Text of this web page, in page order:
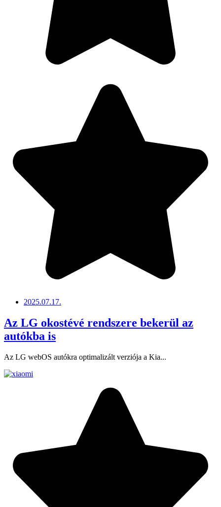
2025.07.17.
Az LG okostévé rendszere bekerül az
autókba is
Az LG webOS autókra optimalizált verziója a Kia...